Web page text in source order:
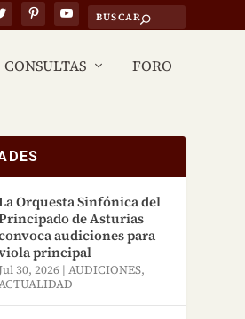
CONSULTAS FORO
Orquesta Sinfónica del
de Asturias
audiciones para
principal
30, 2026 |AUDICIONES,